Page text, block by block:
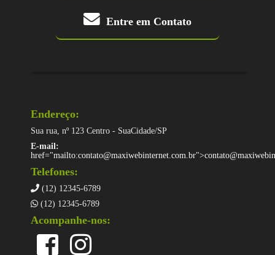
Entre em Contato
Endereço:
Sua rua, nº 123 Centro - SuaCidade/SP
E-mail:
href="mailto:contato@maxiwebinternet.com.br">
Telefones:
(12) 12345-6789
(12) 12345-6789
Acompanhe-nos: